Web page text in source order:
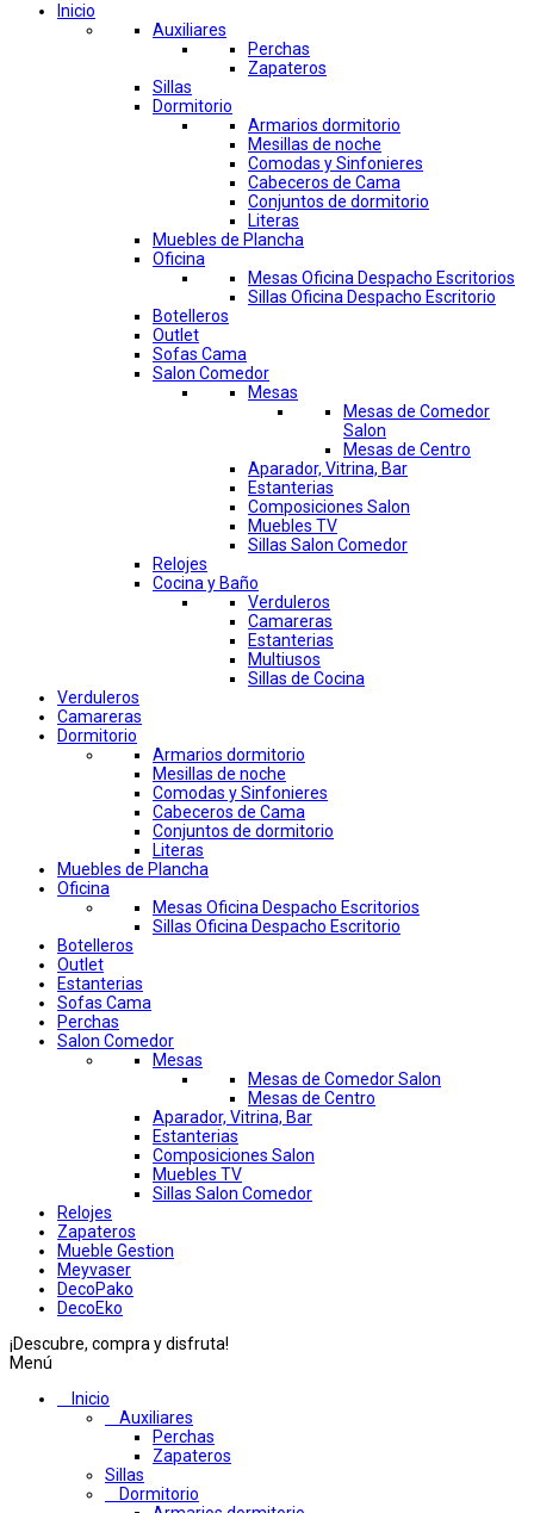
Inicio
Auxiliares
Perchas
Zapateros
Sillas
Dormitorio
Armarios dormitorio
Mesillas de noche
Comodas y Sinfonieres
Cabeceros de Cama
Conjuntos de dormitorio
Literas
Muebles de Plancha
Oficina
Mesas Oficina Despacho Escritorios
Sillas Oficina Despacho Escritorio
Botelleros
Outlet
Sofas Cama
Salon Comedor
Mesas
Mesas de Comedor
Salon
Mesas de Centro
Aparador, Vitrina, Bar
Estanterias
Composiciones Salon
Muebles TV
Sillas Salon Comedor
Relojes
Cocina y Baño
Verduleros
Camareras
Estanterias
Multiusos
Sillas de Cocina
Verduleros
Camareras
Dormitorio
Armarios dormitorio
Mesillas de noche
Comodas y Sinfonieres
Cabeceros de Cama
Conjuntos de dormitorio
Literas
Muebles de Plancha
Oficina
Mesas Oficina Despacho Escritorios
Sillas Oficina Despacho Escritorio
Botelleros
Outlet
Estanterias
Sofas Cama
Perchas
Salon Comedor
Mesas
Mesas de Comedor Salon
Mesas de Centro
Aparador, Vitrina, Bar
Estanterias
Composiciones Salon
Muebles TV
Sillas Salon Comedor
Relojes
Zapateros
Mueble Gestion
Meyvaser
DecoPako
DecoEko
¡Descubre, compra y disfruta!
Menú
Inicio
Auxiliares
Perchas
Zapateros
Sillas
Dormitorio